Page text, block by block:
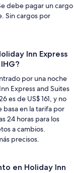
debe pagar un cargo
Sin cargos por
Inn Express
por una noche
Express and Suites
es de US$ 161, y no
basa en la tarifa por
24 horas para los
a cambios.
precisos.
en Holiday Inn